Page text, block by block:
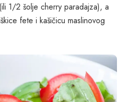
1/2 šolje cherry paradajza), a
fete i kašičicu maslinovog